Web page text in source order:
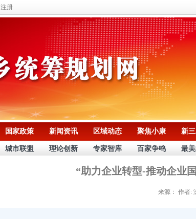
注册
国家政策 新闻资讯 区域动态 聚焦小康 新
城市联盟 理论创新 专家智库 百家争鸣 最
“助力企业转型-推动企业
来源： 作者: